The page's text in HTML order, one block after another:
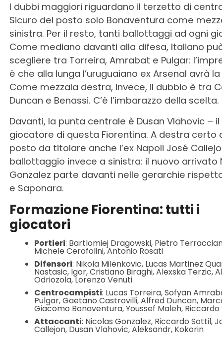
I dubbi maggiori riguardano il terzetto di
Sicuro del posto solo Bonaventura come
sinistra. Per il resto, tanti ballottaggi ad ogni
Come mediano davanti alla difesa, Italiano
scegliere tra Torreira, Amrabat e Pulgar:
è che alla lunga l’uruguaiano ex Arsenal avrà
Come mezzala destra, invece, il dubbio è tra
Duncan e Benassi. C’è l’imbarazzo della scelta.
Davanti, la punta centrale è Dusan Vlahovic –
giocatore di questa Fiorentina. A destra certo
posto da titolare anche l’ex Napoli José
ballottaggio invece a sinistra: il nuovo arrivato
Gonzalez parte davanti nelle gerarchie
e Saponara.
Formazione Fiorentina: tutti i
giocatori
Portieri: Bartlomiej Dragowski, Pietro
Michele Cerofolini, Antonio Rosati
Difensori: Nikola Milenkovic, Lucas Martinez
Nastasic, Igor, Cristiano Biraghi, Alexska Terzic,
Odriozola, Lorenzo Venuti
Centrocampisti: Lucas Torreira, Sofyan
Pulgar, Gaetano Castrovilli, Alfred Duncan,
Giacomo Bonaventura, Youssef Maleh,
Attaccanti: Nicolas Gonzalez, Riccardo Sottil,
Callejon, Dusan Vlahovic, Aleksandr, Kokorin